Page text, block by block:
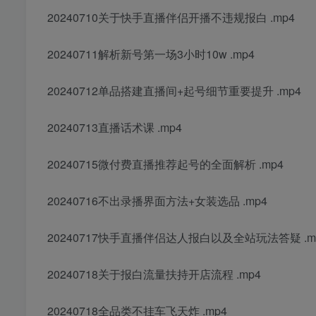
20240710关于快手直播伴侣开播不违规报白 .mp4
20240711解析新号第一场3小时10w .mp4
20240712单品搭建直播间+起号细节重要提升 .mp4
20240713直播话术课 .mp4
20240715微付费直播推荐起号的全面解析 .mp4
20240716不出录播界面方法+女装选品 .mp4
20240717快手直播伴侣达人报白以及全站玩法答疑
20240718关于报白流量扶持开店流程 .mp4
20240718全品类不挂车飞天炸 .mp4